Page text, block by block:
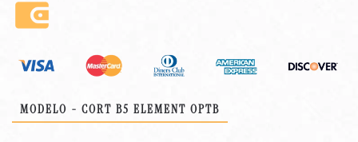
MODELO - CORT B5 ELEMENT OPTB